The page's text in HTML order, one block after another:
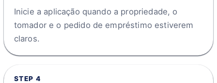
Inicie a aplicação quando a propriedade, o
tomador e o pedido de empréstimo estiverem
claros.
STEP4